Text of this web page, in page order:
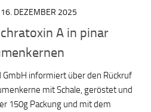
16. DEZEMBER 2025
A in pinar
GmbH informiert über den Rückruf
mit Schale, geröstet und
150g Packung und mit dem